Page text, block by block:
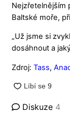
Nejzřetelnějším
Baltské moře,
„Už jsme si
dosáhnout a
Zdroj: Tass,
Diskuze 4